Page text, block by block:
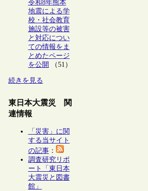
令和8年熊本
地震による学
校・社会教育
施設等の被害
と対応につい
ての情報をま
とめたページ
を公開
（51）
続きを見る
東日本大震災 関
連情報
「災害」に関
する当サイト
の記事：
調査研究リポ
ート「東日本
大震災と図書
館」